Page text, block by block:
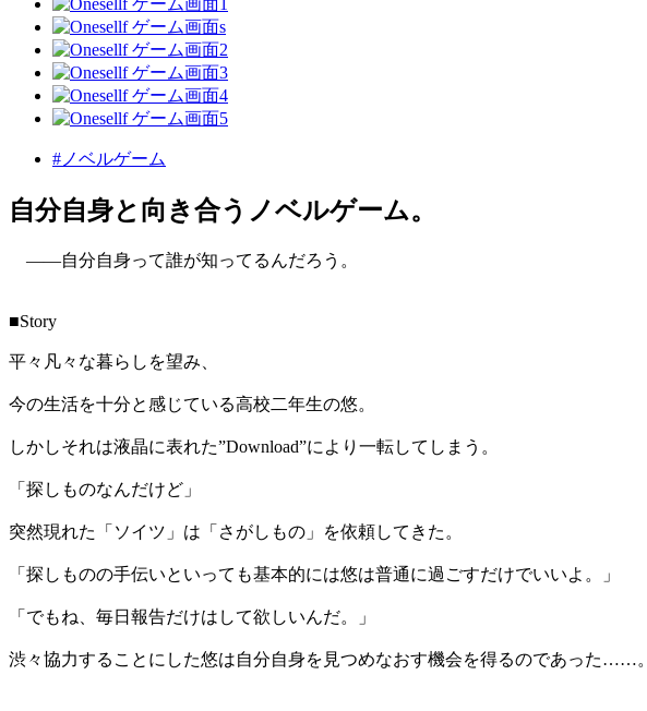
#ノベルゲーム
自分自身と向き合うノベルゲーム。
――自分自身って誰が知ってるんだろう。
■Story
平々凡々な暮らしを望み、
今の生活を十分と感じている高校二年生の悠。
しかしそれは液晶に表れた”Download”により一転してしまう。
「探しものなんだけど」
突然現れた「ソイツ」は「さがしもの」を依頼してきた。
「探しものの手伝いといっても基本的には悠は普通に過ごすだけでいいよ。」
「でもね、毎日報告だけはして欲しいんだ。」
渋々協力することにした悠は自分自身を見つめなおす機会を得るのであった……。